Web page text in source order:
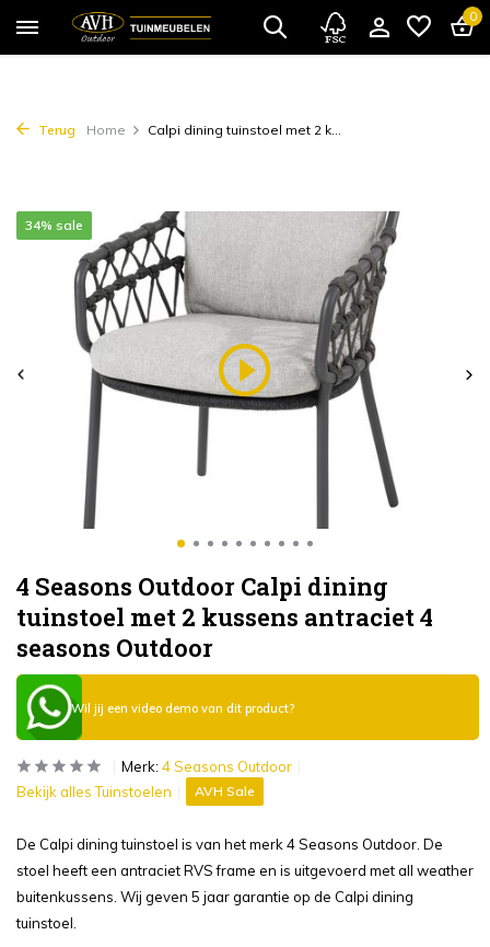
0
Terug Home Calpi dining tuinstoel met 2 k...
4 Seasons Outdoor Calpi dining
tuinstoel met 2 kussens antraciet 4
seasons Outdoor
34% sale
Wil jij een video demo van dit product?
Merk: 4 Seasons Outdoor
Bekijk alles Tuinstoelen
AVH Sale
De Calpi dining tuinstoel is van het merk 4 Seasons Outdoor. De
stoel heeft een antraciet RVS frame en is uitgevoerd met all weather
buitenkussens. Wij geven 5 jaar garantie op de Calpi dining
tuinstoel.